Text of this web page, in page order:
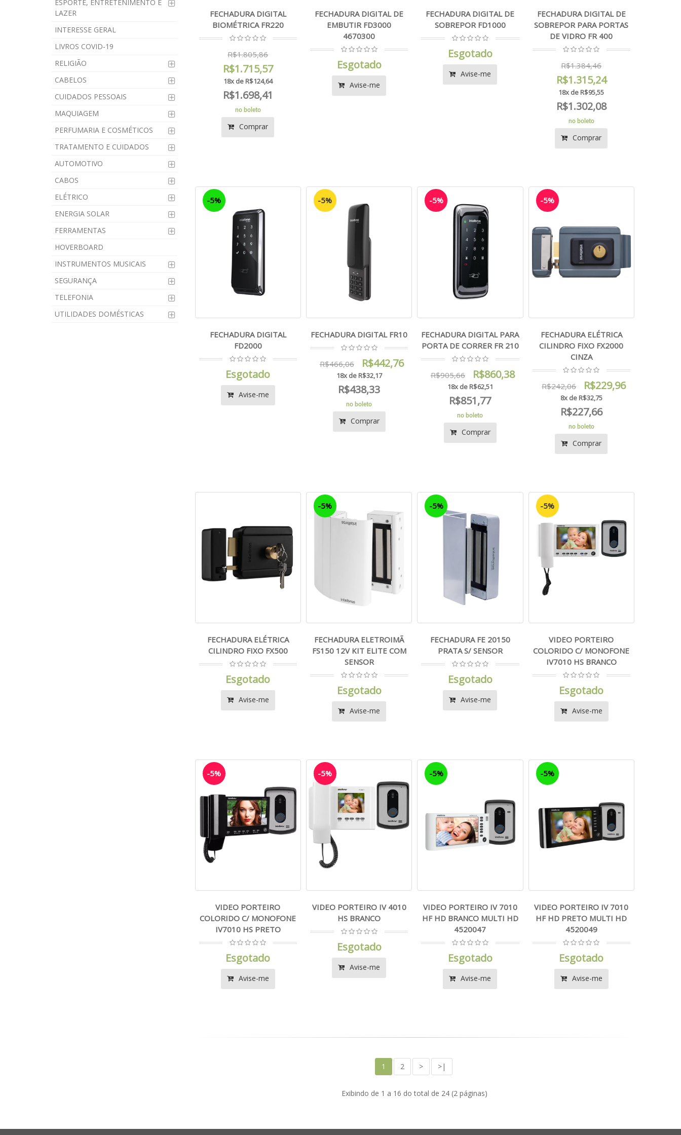
ESPORTE, ENTRETENIMENTO E
LAZER
INTERESSE GERAL
LIVROS COVID-19
RELIGIÃO
CABELOS
CUIDADOS PESSOAIS
MAQUIAGEM
PERFUMARIA E COSMÉTICOS
TRATAMENTO E CUIDADOS
AUTOMOTIVO
CABOS
ELÉTRICO
ENERGIA SOLAR
FERRAMENTAS
HOVERBOARD
INSTRUMENTOS MUSICAIS
SEGURANÇA
TELEFONIA
UTILIDADES DOMÉSTICAS
FECHADURA DIGITAL
BIOMÉTRICA FR220
R$1.805,86
R$1.715,57
18x de R$124,64
R$1.698,41
no boleto
Comprar
FECHADURA DIGITAL DE
EMBUTIR FD3000
4670300
Esgotado
Avise-me
FECHADURA DIGITAL DE
SOBREPOR FD1000
Esgotado
Avise-me
FECHADURA DIGITAL DE
SOBREPOR PARA PORTAS
DE VIDRO FR 400
R$1.384,46
R$1.315,24
18x de R$95,55
R$1.302,08
no boleto
Comprar
-5%
FECHADURA DIGITAL
FD2000
Esgotado
Avise-me
-5%
FECHADURA DIGITAL FR10
R$466,06 R$442,76
18x de R$32,17
R$438,33
no boleto
Comprar
-5%
FECHADURA DIGITAL PARA
PORTA DE CORRER FR 210
R$905,66 R$860,38
18x de R$62,51
R$851,77
no boleto
Comprar
-5%
FECHADURA ELÉTRICA
CILINDRO FIXO FX2000
CINZA
R$242,06 R$229,96
8x de R$32,75
R$227,66
no boleto
Comprar
FECHADURA ELÉTRICA
CILINDRO FIXO FX500
Esgotado
Avise-me
-5%
FECHADURA ELETROIMÃ
FS150 12V KIT ELITE COM
SENSOR
Esgotado
Avise-me
-5%
FECHADURA FE 20150
PRATA S/ SENSOR
Esgotado
Avise-me
-5%
VIDEO PORTEIRO
COLORIDO C/ MONOFONE
IV7010 HS BRANCO
Esgotado
Avise-me
-5%
VIDEO PORTEIRO
COLORIDO C/ MONOFONE
IV7010 HS PRETO
Esgotado
Avise-me
-5%
VIDEO PORTEIRO IV 4010
HS BRANCO
Esgotado
Avise-me
-5%
VIDEO PORTEIRO IV 7010
HF HD BRANCO MULTI HD
4520047
Esgotado
Avise-me
-5%
VIDEO PORTEIRO IV 7010
HF HD PRETO MULTI HD
4520049
Esgotado
Avise-me
1 2 > >|
Exibindo de 1 a 16 do total de 24 (2 páginas)